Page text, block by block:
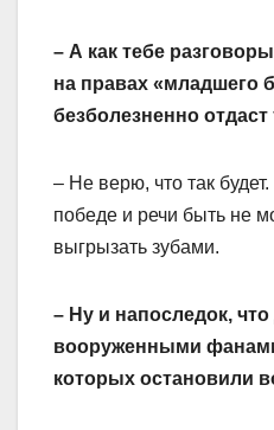
– А как тебе
на правах «младшего
безболезненно отдаст
– Не верю, что так
победе и речи быть не
выгрызать зубами.
– Ну и напоследок,
вооруженными
которых остановили